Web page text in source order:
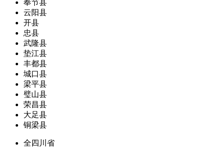
奉节县
云阳县
开县
忠县
武隆县
垫江县
丰都县
城口县
梁平县
璧山县
荣昌县
大足县
铜梁县
全四川省